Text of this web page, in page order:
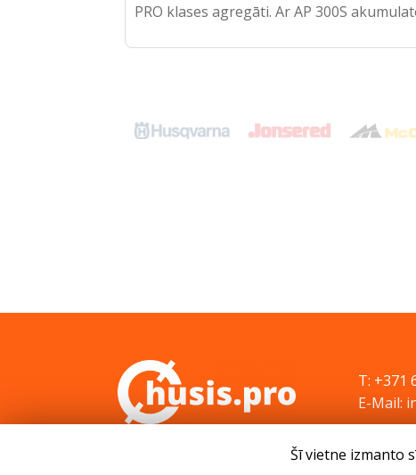
PRO klases agregāti. Ar AP 300S
T: +371
E-Mail:
Šī vietne izmanto